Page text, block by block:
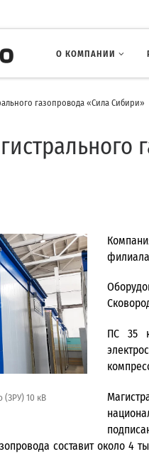
О КОМПАНИИ
газопровода «Сила Сибири»
(ЗРУ) 10 кВ
ПС 35
составит около 4